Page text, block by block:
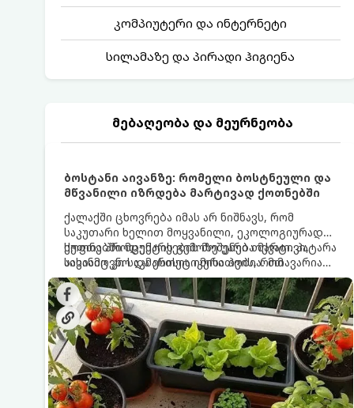
კომპიუტერი და ინტერნეტი
სილამაზე და პირადი ჰიგიენა
მებაღეობა და მეურნეობა
ბოსტანი აივანზე: რომელი ბოსტნეული და
მწვანილი იზრდება მარტივად ქოთნებში
ქალაქში ცხოვრება იმას არ ნიშნავს, რომ
საკუთარი ხელით მოყვანილი, ეკოლოგიურად
სუფთა პროდუქტის გემოზე უარი თქვათ. პატარა
აივანიც კი საკმარისია იმისათვის, რომ
მოიწყოთ მინი-ბოსტანი, საიდანაც
ყოველდღიურად ახალ, არომატულ მწვანილსა
და ბოსტნეულს მოკრეფთ.
ქოთნებში მცენარეების მოშენება მარტივი,
სასიამოვნო და ესთეტიკური ჰობია. მთავარია
იცოდეთ, რომელი კულტურები ეგუებიან
ქოთნის პირობებს ყველაზე კარგად და როგორ
მოუაროთ მათ სწორად.